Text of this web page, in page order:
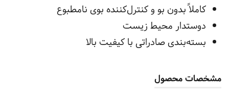
کاملاً بدون بو و کنترل‌کننده بوی نامطبوع
دوستدار محیط زیست
بسته‌بندی صادراتی با کیفیت بالا
مشخصات محصول